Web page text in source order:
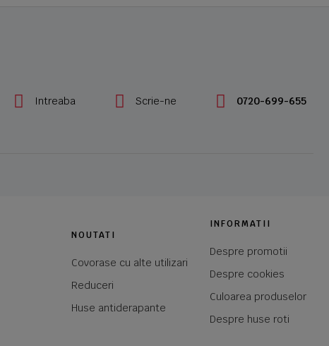
Intreaba Scrie-ne 0720-699-655
NOUTATI
Covorase cu alte utilizari
Reduceri
Huse antiderapante
INFORMATII
Despre promotii
Despre cookies
Culoarea produselor
Despre huse roti